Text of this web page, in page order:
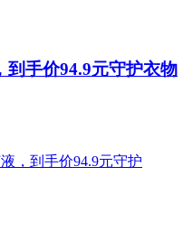
到手价94.9元守护衣物